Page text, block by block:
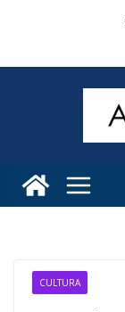
CULTURA